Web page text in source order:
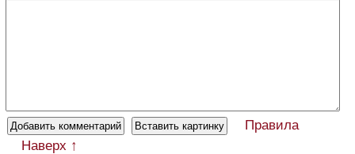
Правила
Наверх ↑